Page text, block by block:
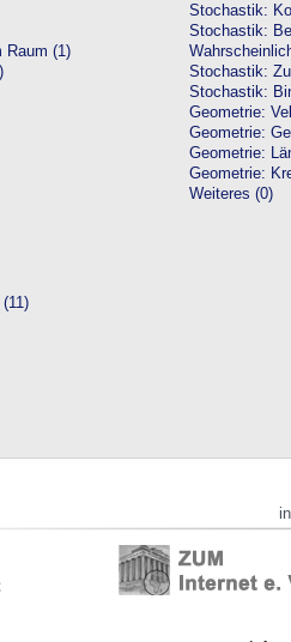
Raum (1)
Stochastik:
Stochastik:
Stochastik:
Stochastik:
Geometrie:
Geometrie:
Geometrie:
Geometrie:
Weiteres (0)